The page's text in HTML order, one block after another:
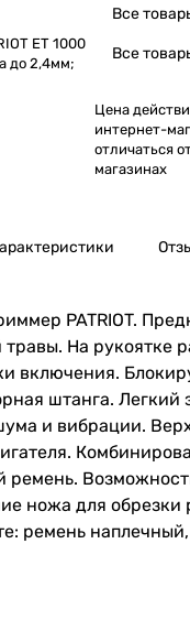
ET 1000
до 2,4мм;
Все
Все
Цена
интернет-
отличаться
магазинах
PATRIOT.
На рукоятке
включения.
штанга. Легкий
и вибрации.
ремень.
ножа для обрезки
ремень